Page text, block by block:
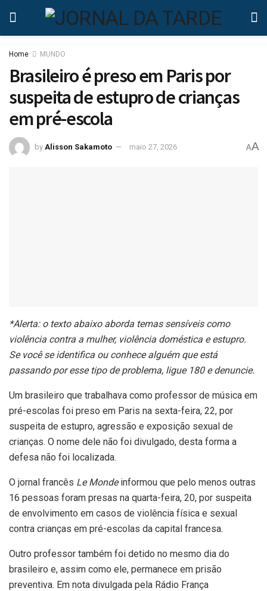
Home MUNDO
Brasileiro é preso em Paris por
suspeita de estupro de crianças
em pré-escola
by Alisson Sakamoto maio 27, 2026 AA
*Alerta: o texto abaixo aborda temas sensíveis como
violência contra a mulher, violência doméstica e estupro.
Se você se identifica ou conhece alguém que está
passando por esse tipo de problema, ligue 180 e denuncie.
Um brasileiro que trabalhava como professor de música em
pré-escolas foi preso em Paris na sexta-feira, 22, por
suspeita de estupro, agressão e exposição sexual de
crianças. O nome dele não foi divulgado, desta forma a
defesa não foi localizada.
O jornal francês Le Mondeinformou que pelo menos outras
16 pessoas foram presas na quarta-feira, 20, por suspeita
de envolvimento em casos de violência física e sexual
contra crianças em pré-escolas da capital francesa.
Outro professor também foi detido no mesmo dia do
brasileiro e, assim como ele, permanece em prisão
preventiva. Em nota divulgada pela Rádio França